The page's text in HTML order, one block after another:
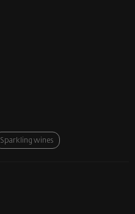
Sparkling wines